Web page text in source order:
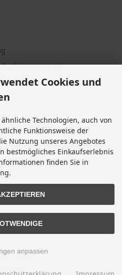
mit
Cookies und
Technologien, auch von
Funktionsweise der
Nutzung unseres Angebotes
bestmögliches Einkaufserlebnis
finden Sie in
anpassen